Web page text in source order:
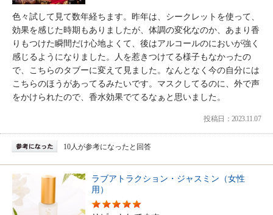
色々試して見て数年経ちます。昨年は、シークレットを使って、
効果を感じた時期もありましたが、体調の変化なのか、あまり香
りもつけた瞬間だけ心地よくて、後はアルコールのにおいが強く
感じるようになりました。人を惹きつけてる様子もなかったの
で、こちらのタブーに変えて見ました。なんとなく今の自分には
こちらのほうがあってるみたいです。マスクしてるのに、外で声
をかけられたので、香水効果でてるなぁと思いました。
投稿日：2023.11.07
10人が参考になったと回答
ラブアトラクション・ジャスミン（女性
用）